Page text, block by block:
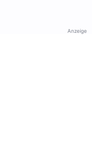
Anzeige